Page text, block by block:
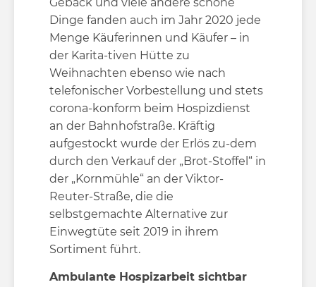
Dinge fanden auch im Jahr 2020 jede
Menge Käuferinnen und Käufer – in
der Karita-tiven Hütte zu
Weihnachten ebenso wie nach
telefonischer Vorbestellung und stets
corona-konform beim Hospizdienst
an der Bahnhofstraße. Kräftig
aufgestockt wurde der Erlös zu-dem
durch den Verkauf der „Brot-Stoffel“ in
der „Kornmühle“ an der Viktor-
Reuter-Straße, die die
selbstgemachte Alternative zur
Einwegtüte seit 2019 in ihrem
Sortiment führt.
Ambulante Hospizarbeit sichtbar